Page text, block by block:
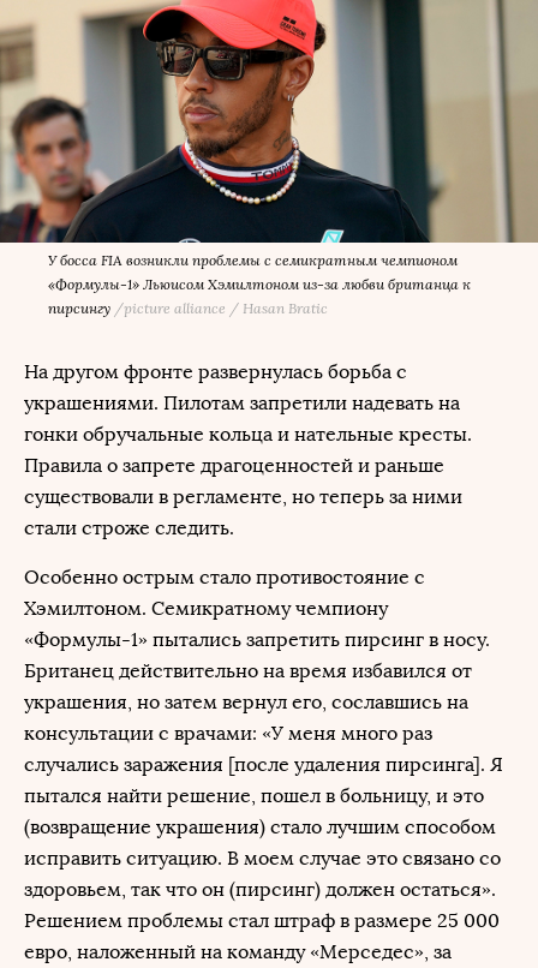
У босса FIA возникли проблемы с семикратным чемпионом
«Формулы-1» Льюисом Хэмилтоном из-за любви британца к
пирсингу /picture alliance / Hasan Bratic
На другом фронте развернулась борьба с
украшениями. Пилотам запретили надевать на
гонки обручальные кольца и нательные кресты.
Правила о запрете драгоценностей и раньше
существовали в регламенте, но теперь за ними
стали строже следить.
Особенно острым стало противостояние с
Хэмилтоном. Семикратному чемпиону
«Формулы-1» пытались запретить пирсинг в носу.
Британец действительно на время избавился от
украшения, но затем вернул его, сославшись на
консультации с врачами: «У меня много раз
случались заражения [после удаления пирсинга]. Я
пытался найти решение, пошел в больницу, и это
(возвращение украшения) стало лучшим способом
исправить ситуацию. В моем случае это связано со
здоровьем, так что он (пирсинг) должен остаться».
Решением проблемы стал штраф в размере 25 000
евро, наложенный на команду «Мерседес», за